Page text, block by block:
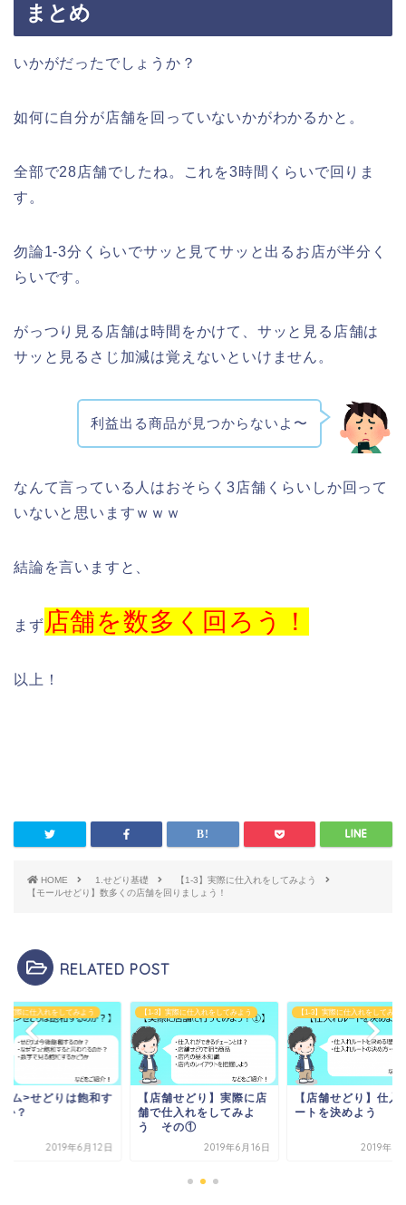
まとめ
いかがだったでしょうか？
如何に自分が店舗を回っていないかがわかるかと。
全部で28店舗でしたね。これを3時間くらいで回りま
す。
勿論1-3分くらいでサッと見てサッと出るお店が半分く
らいです。
がっつり見る店舗は時間をかけて、サッと見る店舗は
サッと見るさじ加減は覚えないといけません。
利益出る商品が見つからないよ〜
なんて言っている人はおそらく3店舗くらいしか回って
いないと思いますｗｗｗ
結論を言いますと、
まず 店舗を数多く回ろう！
以上！
HOME 1.せどり基礎
【1-3】実際に仕入れをしてみよう
【モールせどり】数多くの店舗を回りましょう！
RELATED POST
実際に仕入れをしてみよう
舗せどり】実際に店
仕入れをしてみよ
2019年6月16日
【1-3】実際に仕入れをしてみよう
【店舗せどり】仕入れル
ートを決めよう
2019年8月16日
【1-3】実際に仕入れをしてみよ
<コラム>せどりは飽
るのか？
2019年6